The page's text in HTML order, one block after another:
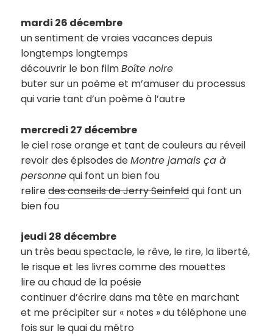
mardi 26 décembre
un sentiment de vraies vacances depuis
longtemps longtemps
découvrir le bon filmBoîte noire
buter sur un poème et m’amuser du processus
qui varie tant d’un poème à l’autre
mercredi 27 décembre
le ciel rose orange et tant de couleurs au réveil
revoir des épisodes deMontre jamais ça à
personnequi font un bien fou
reliredes conseils de Jerry Seinfeldqui font un
bien fou
jeudi 28 décembre
un très beau spectacle, le rêve, le rire, la liberté,
le risque et les livres comme des mouettes
lire au chaud de la poésie
continuer d’écrire dans ma tête en marchant
et me précipiter sur « notes » du téléphone une
fois sur le quai du métro